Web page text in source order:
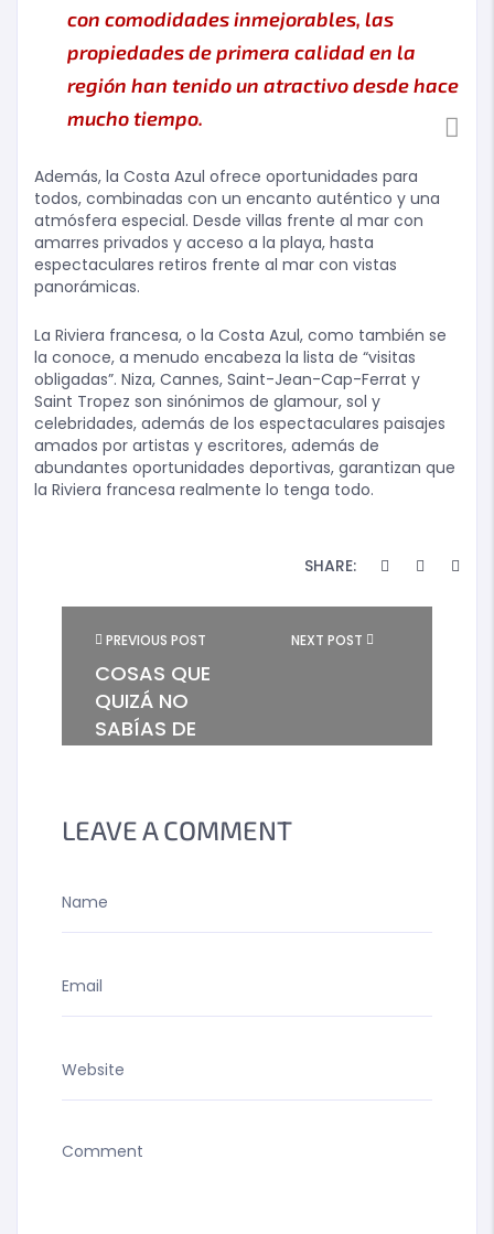
con comodidades inmejorables, las
propiedades de primera calidad en la
región han tenido un atractivo desde hace
mucho tiempo.
Además, la Costa Azul ofrece oportunidades para
todos, combinadas con un encanto auténtico y una
atmósfera especial. Desde villas frente al mar con
amarres privados y acceso a la playa, hasta
espectaculares retiros frente al mar con vistas
panorámicas.
La Riviera francesa, o la Costa Azul, como también se
la conoce, a menudo encabeza la lista de “visitas
obligadas”. Niza, Cannes, Saint-Jean-Cap-Ferrat y
Saint Tropez son sinónimos de glamour, sol y
celebridades, además de los espectaculares paisajes
amados por artistas y escritores, además de
abundantes oportunidades deportivas, garantizan que
la Riviera francesa realmente lo tenga todo.
SHARE:
PREVIOUS POST
COSAS QUE
QUIZÁ NO
SABÍAS DE
NEXT POST
LEAVE A COMMENT